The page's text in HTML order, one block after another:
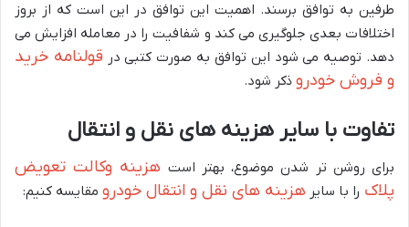
طرفین به توافق برسند. اهمیت این توافق در این است که از بروز
اختلافات بعدی جلوگیری می کند و شفافیت را در معامله افزایش می
دهد. توصیه می شود این توافق به صورت کتبی در قولنامه خرید
و فروش خودرو ذکر شود.
تفاوت با سایر هزینه های نقل و انتقال
برای روشن تر شدن موضوع، بهتر است هزینه وکالت تعویض
پلاک را با سایر هزینه های نقل و انتقال خودرو مقایسه کنیم: